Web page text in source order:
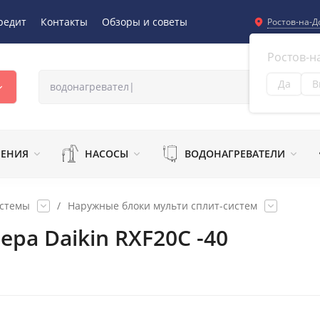
Контакты Обзоры и советы Ростов-на-
Ростов-
Да
НАСОСЫ ВОДОНАГРЕВАТЕЛИ
/ Наружные блоки мульти сплит-систем
Daikin RXF20C -40